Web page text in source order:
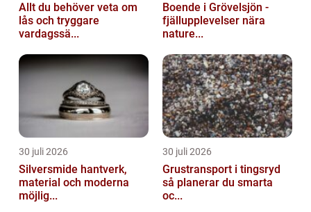
Allt du behöver veta om
lås och tryggare
vardagssä...
Boende i Grövelsjön -
fjällupplevelser nära
nature...
30 juli 2026
Silversmide hantverk,
material och moderna
möjlig...
30 juli 2026
Grustransport i tingsryd
så planerar du smarta
oc...